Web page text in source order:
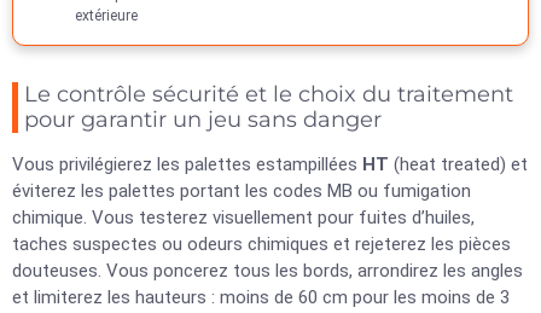
extérieure
Le contrôle sécurité et le choix du traitement
pour garantir un jeu sans danger
Vous privilégierez les palettes estampillées HT (heat treated) et
éviterez les palettes portant les codes MB ou fumigation
chimique. Vous testerez visuellement pour fuites d’huiles,
taches suspectes ou odeurs chimiques et rejeterez les pièces
douteuses. Vous poncerez tous les bords, arrondirez les angles
et limiterez les hauteurs : moins de 60 cm pour les moins de 3